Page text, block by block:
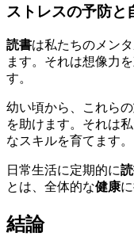
ストレスの予防と
読書は私たちのメン
ます。それは想像力
す。
幼い頃から、これらの
を助けます。それは
なスキルを育てます。
日常生活に定期的に
とは、全体的な健康
結論